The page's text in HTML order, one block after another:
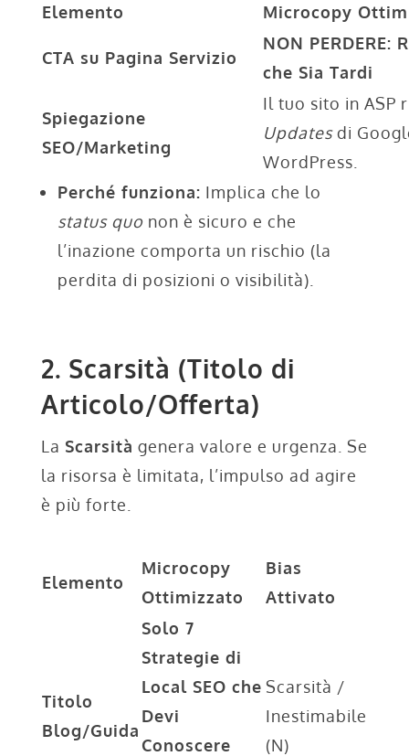
Elemento Microcopy
CTA su Pagina Servizio
NON
che Sia Tardi
Spiegazione
SEO/Marketing
Il tuo sito in ASP
Updatesdi
WordPress.
Perché funziona: Implica che lo
status quonon è sicuro e che
l’inazione comporta un rischio (la
perdita di posizioni o visibilità).
2. Scarsità (Titolo di
Articolo/Offerta)
La Scarsità genera valore e urgenza. Se
la risorsa è limitata, l’impulso ad agire
è più forte.
Elemento
Microcopy
Ottimizzato
Bias
Attivato
Titolo
Blog/Guida
Solo 7
Strategie di
Local SEO che
Devi
Conoscere
Scarsità /
Inestimabile
(N)